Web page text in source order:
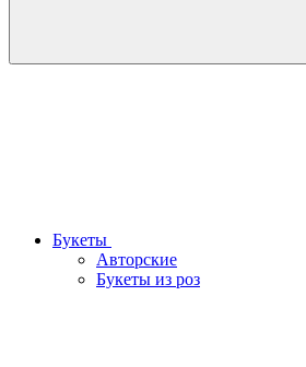
Букеты
Авторские
Букеты из роз